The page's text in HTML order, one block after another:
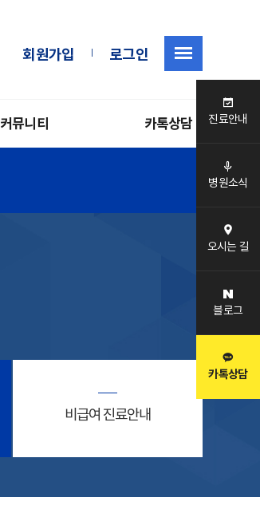
진료안내
병원소식
오시는 길
블로그
카톡상담
회원가입 | 로그인
커뮤니티 카톡상담
비급여 진료안내